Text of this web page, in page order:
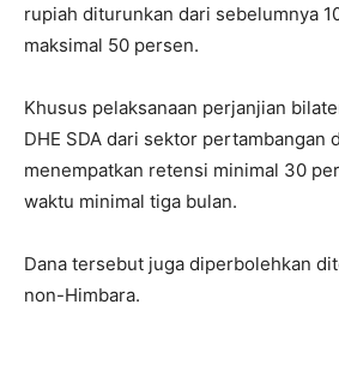
rupiah diturunkan dari sebelumnya
maksimal 50 persen.
Khusus pelaksanaan perjanjian
DHE SDA dari sektor pertambangan
menempatkan retensi minimal 30
waktu minimal tiga bulan.
Dana tersebut juga diperbolehkan
non-Himbara.